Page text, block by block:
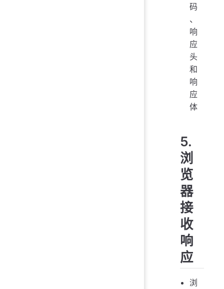
码
、
响
应
头
和
响
应
体
5.
浏
览
器
接
收
响
应
浏